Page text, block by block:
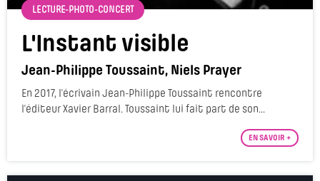
LECTURE-PHOTO-CONCERT
L'Instant visible
Jean-Philippe Toussaint, Niels Prayer
En 2017, l’écrivain Jean-Philippe Toussaint rencontre
l’éditeur Xavier Barral. Toussaint lui fait part de son...
EN SAVOIR +